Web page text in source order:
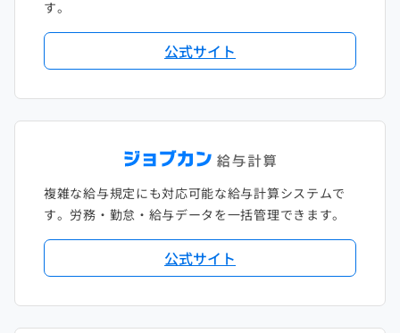
す。
公式サイト
複雑な給与規定にも対応可能な給与計算システムで
す。労務・勤怠・給与データを一括管理できます。
公式サイト